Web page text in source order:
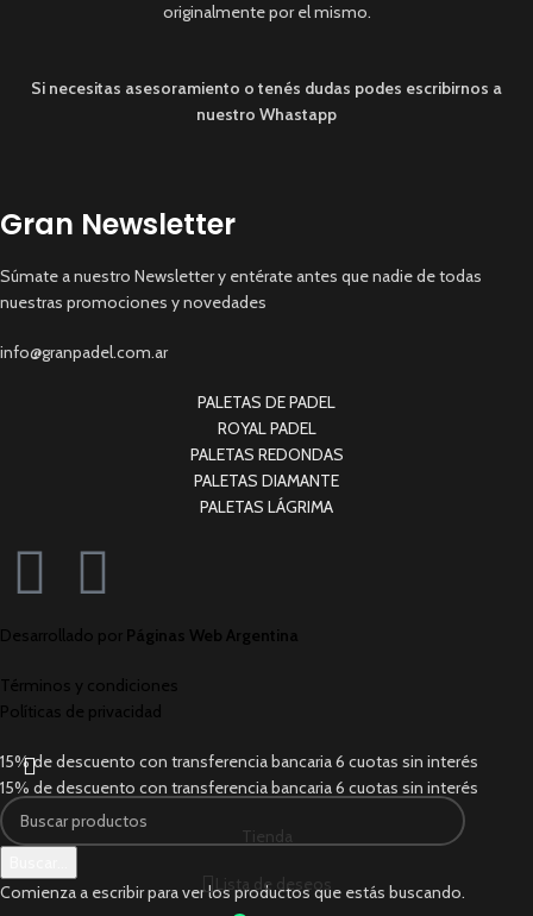
originalmente por el mismo.
Si necesitas asesoramiento o tenés dudas podes escribirnos a
nuestro Whastapp
Gran Newsletter
Súmate a nuestro Newsletter y entérate antes que nadie de todas
nuestras promociones y novedades
info@granpadel.com.ar
PALETAS DE PADEL
ROYAL PADEL
PALETAS REDONDAS
PALETAS DIAMANTE
PALETAS LÁGRIMA
Desarrollado por Páginas Web Argentina
Términos y condiciones
Políticas de privacidad
Comienza a escribir para ver los productos que estás buscando.
15% de descuento con transferencia bancaria6 cuotas sin interés
15% de descuento con transferencia bancaria6 cuotas sin interés
Tienda
Lista de deseos